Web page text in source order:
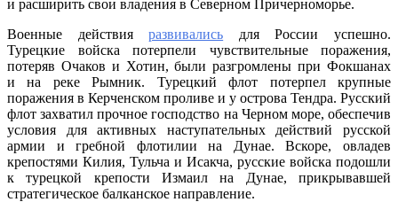
и расширить свои владения в Северном Причерноморье.
Военные действияразвивались для России успешно.
Турецкие войска потерпели чувствительные поражения,
потеряв Очаков и Хотин, были разгромлены при Фокшанах
и на реке Рымник. Турецкий флот потерпел крупные
поражения в Керченском проливе и у острова Тендра. Русский
флот захватил прочное господство на Черном море, обеспечив
условия для активных наступательных действий русской
армии и гребной флотилии на Дунае. Вскоре, овладев
крепостями Килия, Тульча и Исакча, русские войска подошли
к турецкой крепости Измаил на Дунае, прикрывавшей
стратегическое балканское направление.